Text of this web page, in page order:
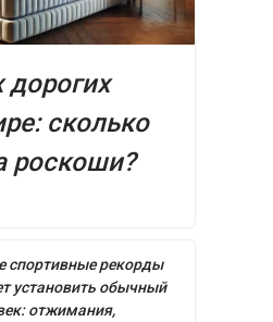
сколько
роскоши?
спортивные рекорды
установить обычный
отжимания,